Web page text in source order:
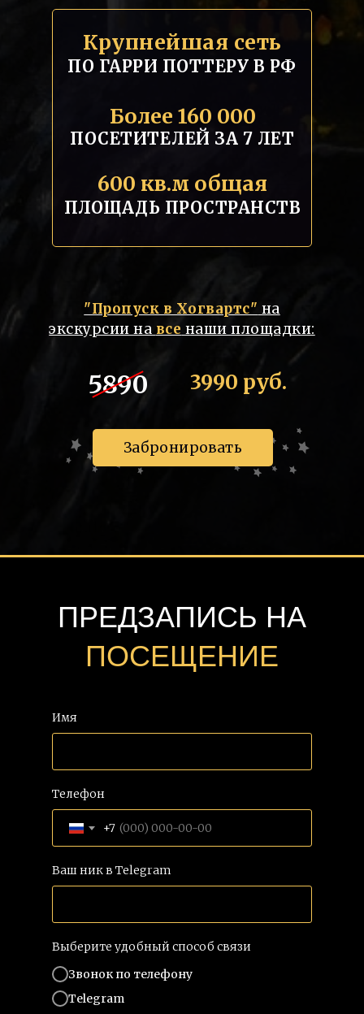
"Пропуск в Хогвартс" на
экскурсии на все наши площадки:
3990 руб.
ПОСЕТИТЕЛЕЙ ЗА 7 ЛЕТ
Более 160 000
600 кв.м общая
ПЛОЩАДЬ ПРОСТРАНСТВ
Крупнейшая сеть
ПО ГАРРИ ПОТТЕРУ В РФ
5890
Забронировать
ПРЕДЗАПИСЬ НА
ПОСЕЩЕНИЕ
Имя
Телефон
+7
Ваш ник в Telegram
Выберите удобный способ связи
Звонок по телефону
Telegram